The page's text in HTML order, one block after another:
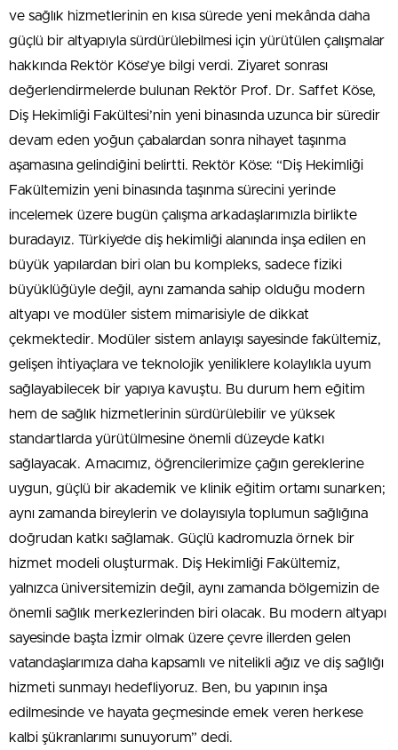
ve sağlık hizmetlerinin en kısa sürede yeni mekânda daha
güçlü bir altyapıyla sürdürülebilmesi için yürütülen çalışmalar
hakkında Rektör Köse’ye bilgi verdi. Ziyaret sonrası
değerlendirmelerde bulunan Rektör Prof. Dr. Saffet Köse,
Diş Hekimliği Fakültesi’nin yeni binasında uzunca bir süredir
devam eden yoğun çabalardan sonra nihayet taşınma
aşamasına gelindiğini belirtti. Rektör Köse: “Diş Hekimliği
Fakültemizin yeni binasında taşınma sürecini yerinde
incelemek üzere bugün çalışma arkadaşlarımızla birlikte
buradayız. Türkiye’de diş hekimliği alanında inşa edilen en
büyük yapılardan biri olan bu kompleks, sadece fiziki
büyüklüğüyle değil, aynı zamanda sahip olduğu modern
altyapı ve modüler sistem mimarisiyle de dikkat
çekmektedir. Modüler sistem anlayışı sayesinde fakültemiz,
gelişen ihtiyaçlara ve teknolojik yeniliklere kolaylıkla uyum
sağlayabilecek bir yapıya kavuştu. Bu durum hem eğitim
hem de sağlık hizmetlerinin sürdürülebilir ve yüksek
standartlarda yürütülmesine önemli düzeyde katkı
sağlayacak. Amacımız, öğrencilerimize çağın gereklerine
uygun, güçlü bir akademik ve klinik eğitim ortamı sunarken;
aynı zamanda bireylerin ve dolayısıyla toplumun sağlığına
doğrudan katkı sağlamak. Güçlü kadromuzla örnek bir
hizmet modeli oluşturmak. Diş Hekimliği Fakültemiz,
yalnızca üniversitemizin değil, aynı zamanda bölgemizin de
önemli sağlık merkezlerinden biri olacak. Bu modern altyapı
sayesinde başta İzmir olmak üzere çevre illerden gelen
vatandaşlarımıza daha kapsamlı ve nitelikli ağız ve diş sağlığı
hizmeti sunmayı hedefliyoruz. Ben, bu yapının inşa
edilmesinde ve hayata geçmesinde emek veren herkese
kalbi şükranlarımı sunuyorum” dedi.